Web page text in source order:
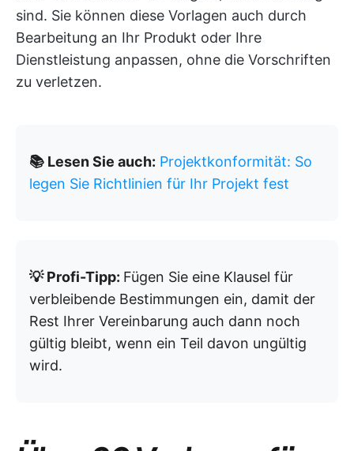
sind. Sie können diese Vorlagen auch durch
Bearbeitung an Ihr Produkt oder Ihre
Dienstleistung anpassen, ohne die Vorschriften
zu verletzen.
📚 Lesen Sie auch: Projektkonformität: So
legen Sie Richtlinien für Ihr Projekt fest
💡 Profi-Tipp: Fügen Sie eine Klausel für
verbleibende Bestimmungen ein, damit der
Rest Ihrer Vereinbarung auch dann noch
gültig bleibt, wenn ein Teil davon ungültig
wird.